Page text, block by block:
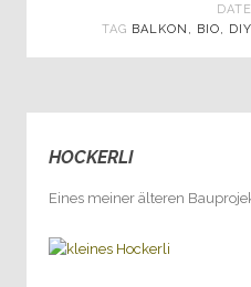
DATE
TAG BALKON , BIO, DIY
HOCKERLI
Eines meiner älteren